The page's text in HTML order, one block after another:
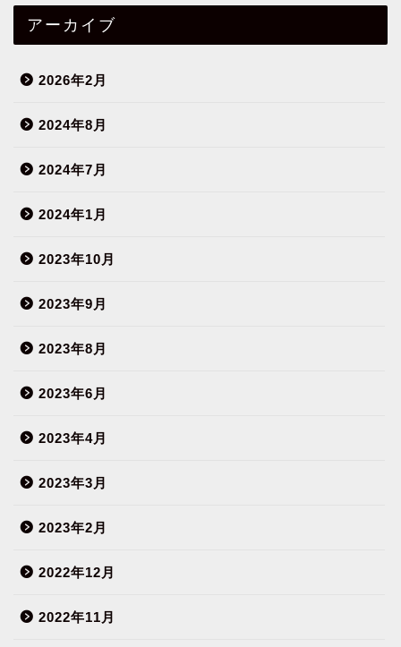
アーカイブ
2026年2月
2024年8月
2024年7月
2024年1月
2023年10月
2023年9月
2023年8月
2023年6月
2023年4月
2023年3月
2023年2月
2022年12月
2022年11月